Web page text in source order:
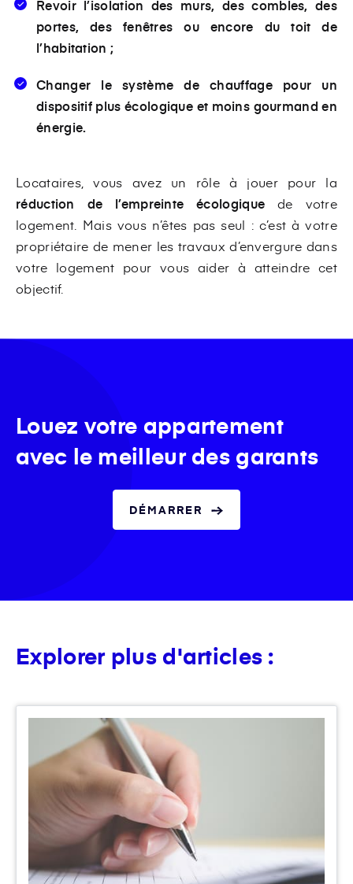
Revoir l’isolation des murs, des combles, des
portes, des fenêtres ou encore du toit de
l’habitation ;
Changer le système de chauffage pour un
dispositif plus écologique et moins gourmand en
énergie.
Locataires, vous avez un rôle à jouer pour la
réduction de l’empreinte écologique de votre
logement. Mais vous n’êtes pas seul : c’est à votre
propriétaire de mener les travaux d’envergure dans
votre logement pour vous aider à atteindre cet
objectif.
Louez votre appartement
avec le meilleur des garants
DÉMARRER
Explorer plus d'articles :